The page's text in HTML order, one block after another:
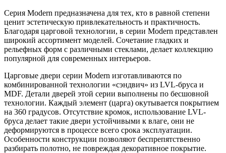
Серия Modern предназначена для тех, кто в равной степени
ценит эстетическую привлекательность и практичность.
Благодаря царговой технологии, в серии Modern представлен
широкий ассортимент моделей. Сочетание гладких и
рельефных форм с различными стеклами, делает коллекцию
популярной для современных интерьеров.
Царговые двери серии Modern изготавливаются по
комбинированной технологии «сэндвич» из LVL-бруса и
МDF. Детали дверей этой серии выполнены по бесшовной
технологии. Каждый элемент (царга) окутывается покрытием
на 360 градусов. Отсутствие кромок, использование LVL-
бруса делает такие двери устойчивыми к влаге, они не
деформируются в процессе всего срока эксплуатации.
Особенности конструкции позволяют беспрепятственно
разбирать полотно, не повреждая декоративное покрытие.